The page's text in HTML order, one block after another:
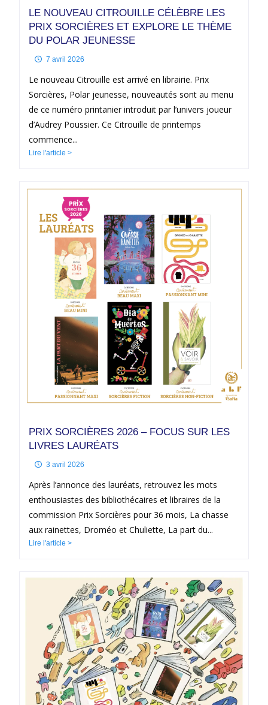
LE NOUVEAU CITROUILLE CÉLÈBRE LES
PRIX SORCIÈRES ET EXPLORE LE THÈME
DU POLAR JEUNESSE
7 avril 2026
Le nouveau Citrouille est arrivé en librairie. Prix
Sorcières, Polar jeunesse, nouveautés sont au menu
de ce numéro printanier introduit par l’univers joueur
d’Audrey Poussier. Ce Citrouille de printemps
commence...
Lire l'article >
PRIX SORCIÈRES 2026 – FOCUS SUR LES
LIVRES LAURÉATS
3 avril 2026
Après l’annonce des lauréats, retrouvez les mots
enthousiastes des bibliothécaires et libraires de la
commission Prix Sorcières pour 36 mois, La chasse
aux rainettes, Droméo et Chuliette, La part du...
Lire l'article >